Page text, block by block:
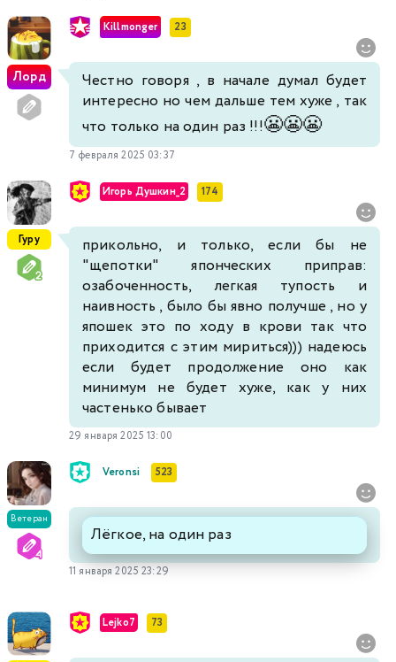
Лорд
Killmonger 23
Честно говоря , в начале думал будет
интересно но чем дальше тем хуже , так
что только на один раз !!!😬😬😬
7 февраля 2025 03:37
Гуру
Игорь Душкин_2 174
прикольно, и только, если бы не
"щепотки" японческих приправ:
озабоченность, легкая тупость и
наивность , было бы явно получше , но у
япошек это по ходу в крови так что
приходится с этим мириться))) надеюсь
если будет продолжение оно как
минимум не будет хуже, как у них
частенько бывает
29 января 2025 13:00
Ветеран
Veronsi 523
Лёгкое, на один раз
11 января 2025 23:29
Lejko7 73